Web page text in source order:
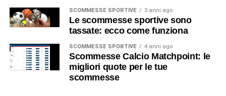
SCOMMESSE SPORTIVE 3 anni ago
Le scommesse sportive sono
tassate: ecco come funziona
SCOMMESSE SPORTIVE 4 anni ago
Scommesse Calcio Matchpoint: le
migliori quote per le tue
scommesse